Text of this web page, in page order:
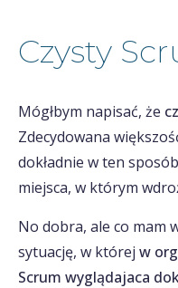
Czysty
Mógłbym napisać, że
Zdecydowana
dokładnie w ten
miejsca, w którym
No dobra, ale co mam
sytuację, w której w
Scrum wyglądajaca